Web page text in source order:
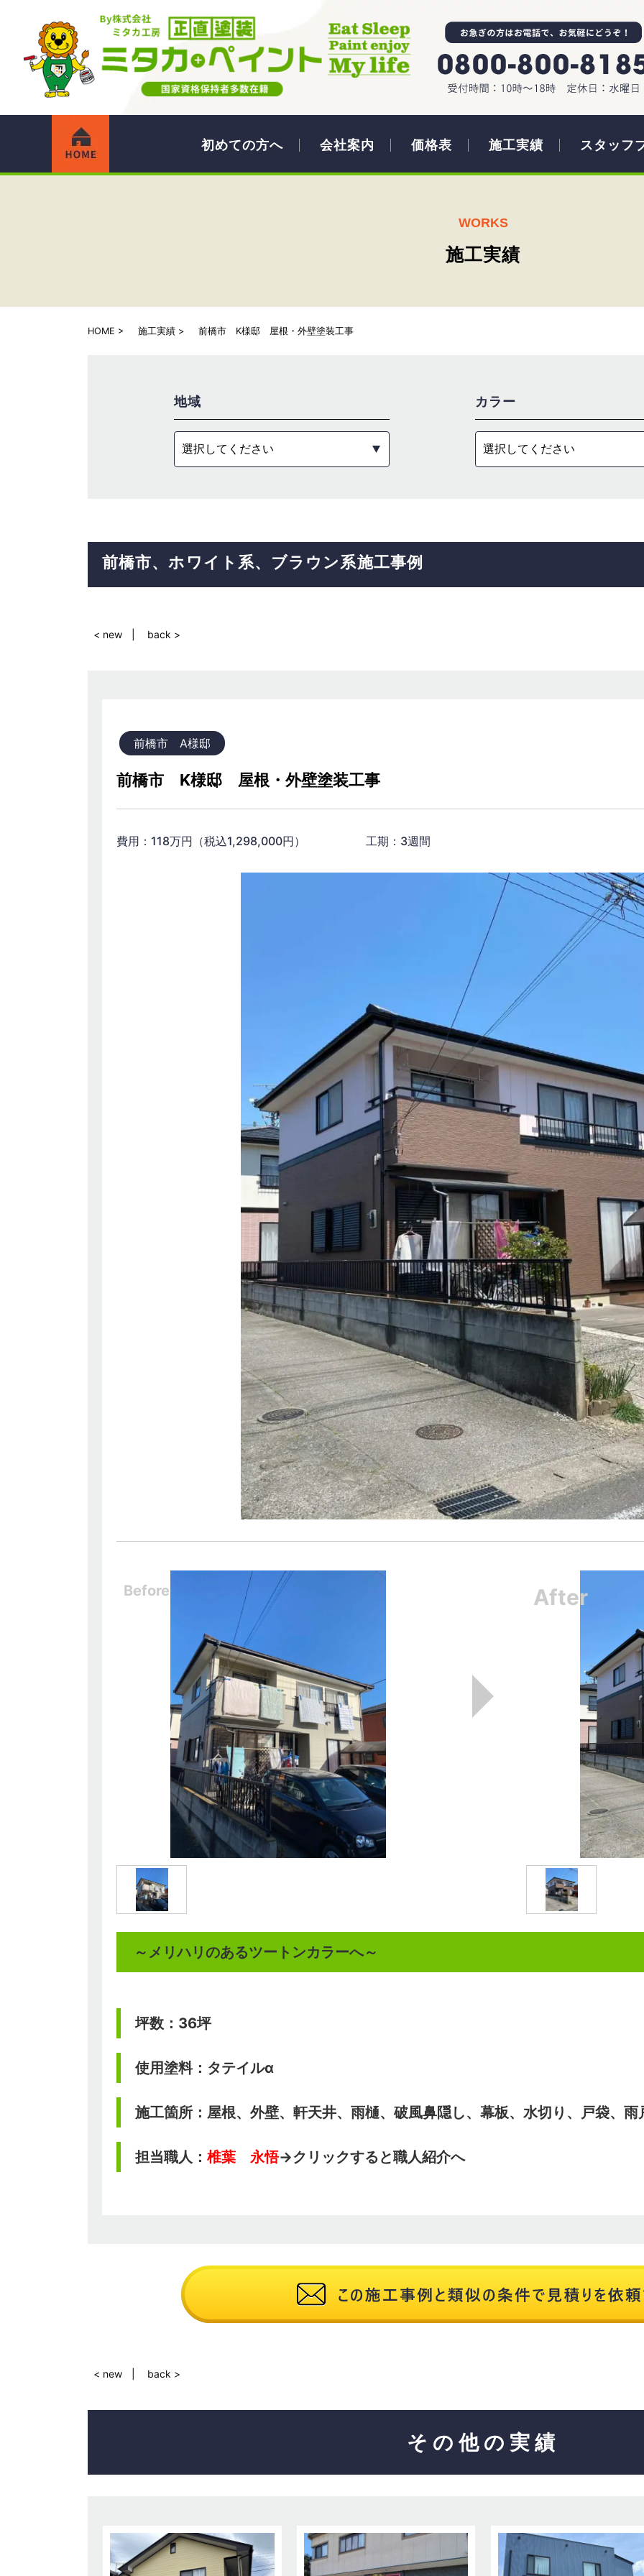
初めての方へ 会社案内 価格表 施工実績 スタッフ
WORKS
施工実績
HOME 施工実績 前橋市 K様邸 屋根・外壁塗装工事
地域
選択してください
カラー
選択してください
前橋市 ホワイト系 ブラウン系施工事例
< new back >
前橋市 A様邸
前橋市 K様邸 屋根・外壁塗装工事
費用：118万円（税込1,298,000円） 工期：3週間
～メリハリのあるツートンカラーへ～
坪数：36坪
使用塗料：タテイルα
施工箇所：屋根、外壁、軒天井、雨樋、破風鼻隠し、幕板、水切り、戸袋、
担当職人： 椎葉 永悟→クリックすると職人紹介へ
< new back >
その他の実績